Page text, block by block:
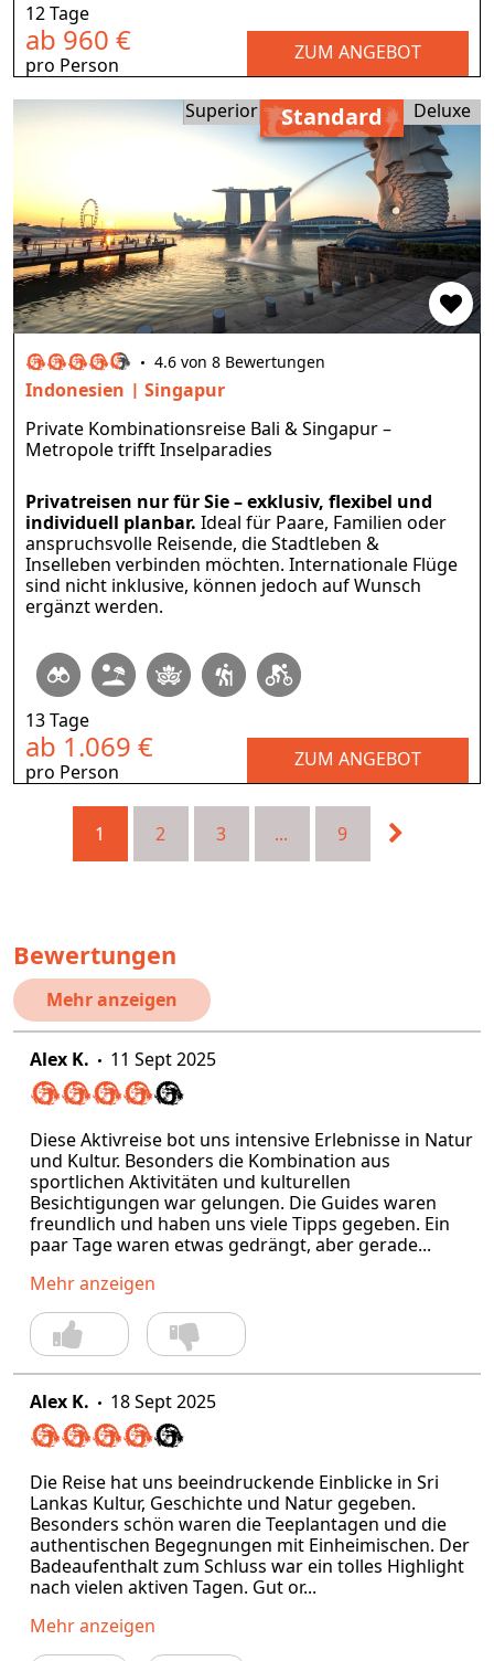
12 Tage
ab 960 €
pro Person
ZUM ANGEBOT
Standard
Superior Deluxe
4.6 von 8 Bewertungen
Indonesien
Singapur
Private Kombinationsreise Bali & Singapur –
Metropole trifft Inselparadies
Privatreisen nur für Sie – exklusiv, flexibel und
individuell planbar. Ideal für Paare, Familien oder
anspruchsvolle Reisende, die Stadtleben &
Inselleben verbinden möchten. Internationale Flüge
sind nicht inklusive, können jedoch auf Wunsch
ergänzt werden.
13 Tage
ab 1.069 €
pro Person
ZUM ANGEBOT
1 2 3 ... 9
Bewertungen
Mehr anzeigen
Alex K. 11 Sept 2025
Diese Aktivreise bot uns intensive Erlebnisse in Natur
und Kultur. Besonders die Kombination aus
sportlichen Aktivitäten und kulturellen
Besichtigungen war gelungen. Die Guides waren
freundlich und haben uns viele Tipps gegeben. Ein
paar Tage waren etwas gedrängt, aber gerade...
Mehr anzeigen
Alex K. 18 Sept 2025
Die Reise hat uns beeindruckende Einblicke in Sri
Lankas Kultur, Geschichte und Natur gegeben.
Besonders schön waren die Teeplantagen und die
authentischen Begegnungen mit Einheimischen. Der
Badeaufenthalt zum Schluss war ein tolles Highlight
nach vielen aktiven Tagen. Gut or...
Mehr anzeigen